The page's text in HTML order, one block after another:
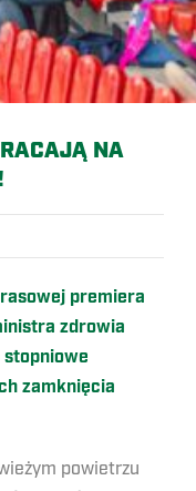
NA
premiera
zdrowia
stopniowe
zamknięcia
powietrzu